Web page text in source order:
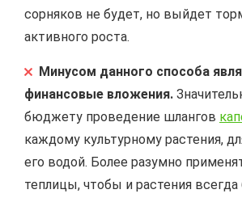
сорняков не будет, но выйдет
активного роста.
Минусом данного способа
финансовые вложения.
бюджету проведение шлангов
каждому культурному растения,
его водой. Более разумно
теплицы, чтобы и растения